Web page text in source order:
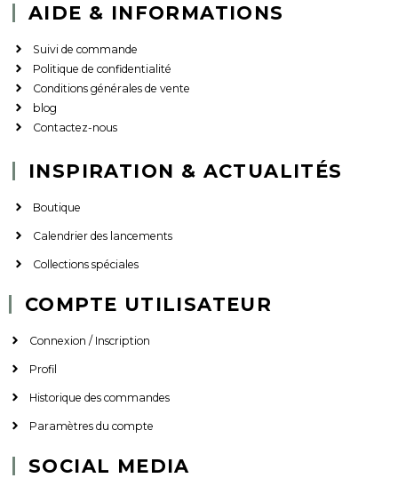
AIDE & INFORMATIONS
Suivi de commande
Politique de confidentialité
Conditions générales de vente
blog
Contactez-nous
INSPIRATION & ACTUALITÉS
Boutique
Calendrier des lancements
Collections spéciales
COMPTE UTILISATEUR
Connexion / Inscription
Profil
Historique des commandes
Paramètres du compte
SOCIAL MEDIA